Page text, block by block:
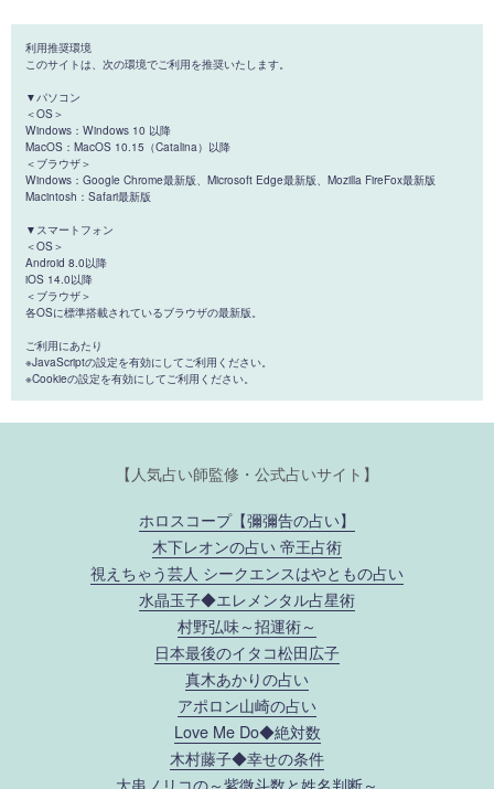
利用推奨環境
このサイトは、次の環境でご利用を推奨いたします。
▼パソコン
＜OS＞
Windows：Windows 10 以降
MacOS：MacOS 10.15（Catalina）以降
＜ブラウザ＞
Windows：Google Chrome最新版、Microsoft Edge最新版、Mozilla FireFox最新版
Macintosh：Safari最新版
▼スマートフォン
＜OS＞
Android 8.0以降
iOS 14.0以降
＜ブラウザ＞
各OSに標準搭載されているブラウザの最新版。
ご利用にあたり
※JavaScriptの設定を有効にしてご利用ください。
※Cookieの設定を有効にしてご利用ください。
【人気占い師監修・公式占いサイト】
ホロスコープ【彌彌告の占い】
木下レオンの占い 帝王占術
視えちゃう芸人 シークエンスはやともの占い
水晶玉子◆エレメンタル占星術
村野弘味～招運術～
日本最後のイタコ松田広子
真木あかりの占い
アポロン山崎の占い
Love Me Do◆絶対数
木村藤子◆幸せの条件
大串ノリコの～紫微斗数と姓名判断～